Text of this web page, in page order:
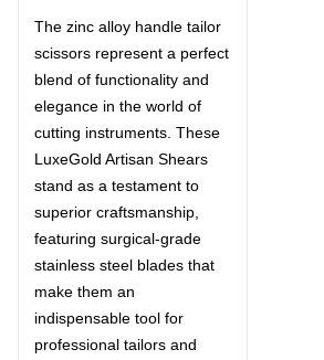
The zinc alloy handle tailor
scissors represent a perfect
blend of functionality and
elegance in the world of
cutting instruments. These
LuxeGold Artisan Shears
stand as a testament to
superior craftsmanship,
featuring surgical-grade
stainless steel blades that
make them an
indispensable tool for
professional tailors and